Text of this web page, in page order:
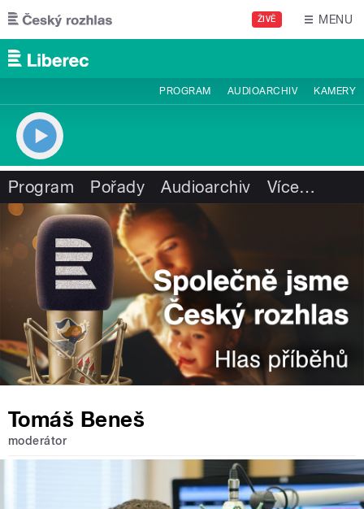
Přejít k hlavnímu obsahu
ŽIVĚ MENU
PROGRAM AUDIOARCHIV KAMERY
Program Pořady Audioarchiv Více…
Tomáš Beneš
moderátor